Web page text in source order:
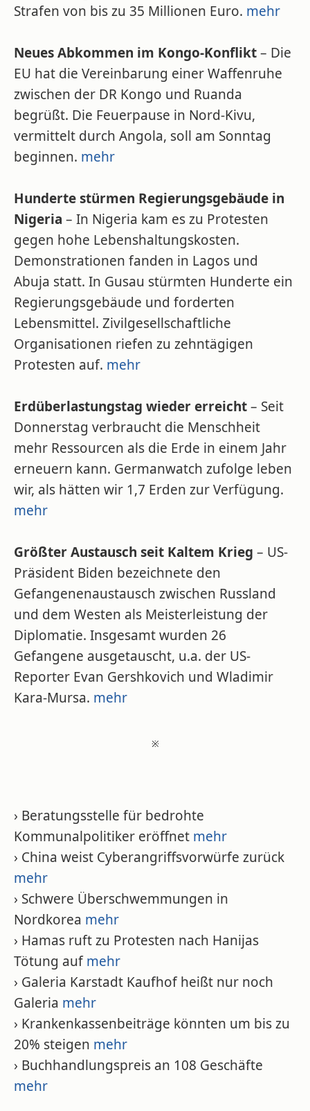
Strafen von bis zu 35 Millionen Euro. mehr
Neues Abkommen im Kongo-Konflikt– Die
EU hat die Vereinbarung einer Waffenruhe
zwischen der DR Kongo und Ruanda
begrüßt. Die Feuerpause in Nord-Kivu,
vermittelt durch Angola, soll am Sonntag
beginnen. mehr
Hunderte stürmen Regierungsgebäude in
Nigeria – In Nigeria kam es zu Protesten
gegen hohe Lebenshaltungskosten.
Demonstrationen fanden in Lagos und
Abuja statt. In Gusau stürmten Hunderte ein
Regierungsgebäude und forderten
Lebensmittel. Zivilgesellschaftliche
Organisationen riefen zu zehntägigen
Protesten auf. mehr
Erdüberlastungstag wieder erreicht– Seit
Donnerstag verbraucht die Menschheit
mehr Ressourcen als die Erde in einem Jahr
erneuern kann. Germanwatch zufolge leben
wir, als hätten wir 1,7 Erden zur Verfügung.
mehr
Größter Austausch seit Kaltem Krieg – US-
Präsident Biden bezeichnete den
Gefangenenaustausch zwischen Russland
und dem Westen als Meisterleistung der
Diplomatie. Insgesamt wurden 26
Gefangene ausgetauscht, u.a. der US-
Reporter Evan Gershkovich und Wladimir
Kara-Mursa. mehr
※
› Beratungsstelle für bedrohte
Kommunalpolitiker eröffnet mehr
› China weist Cyberangriffsvorwürfe zurück
mehr
› Schwere Überschwemmungen in
Nordkorea mehr
› Hamas ruft zu Protesten nach Hanijas
Tötung aufmehr
› Galeria Karstadt Kaufhof heißt nur noch
Galeria mehr
› Krankenkassenbeiträge könnten um bis zu
20% steigen mehr
› Buchhandlungspreis an 108 Geschäfte
mehr